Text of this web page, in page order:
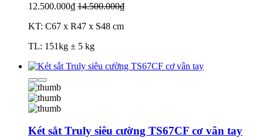
12.500.000₫ 14.500.000₫
KT: C67 x R47 x S48 cm
TL: 151kg ± 5 kg
Két sắt Truly siêu cường TS67CF cơ vân tay